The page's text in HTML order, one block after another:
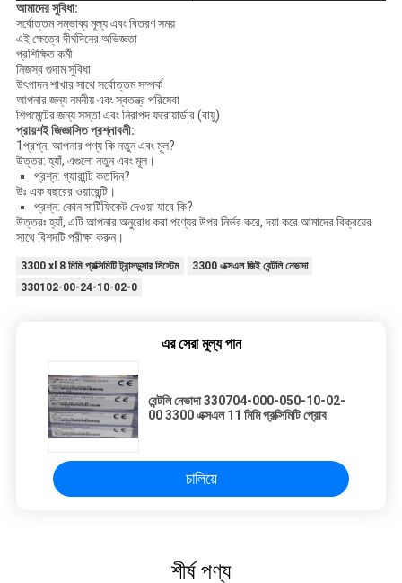
আমাদের সুবিধা:
সর্বোত্তম সম্ভাব্য মূল্য এবং বিতরণ সময়
এই ক্ষেত্রে দীর্ঘদিনের অভিজ্ঞতা
প্রশিক্ষিত কর্মী
নিজস্ব গুদাম সুবিধা
উৎপাদন শাখার সাথে সর্বোত্তম সম্পর্ক
আপনার জন্য নমনীয় এবং স্বতন্ত্র পরিষেবা
শিপমেন্টের জন্য সস্তা এবং নিরাপদ ফরোয়ার্ডার (বায়ু)
প্রায়শই জিজ্ঞাসিত প্রশ্নাবলী:
1প্রশ্ন: আপনার পণ্য কি নতুন এবং মূল?
উত্তর: হ্যাঁ, এগুলো নতুন এবং মূল।
প্রশ্ন: গ্যারান্টি কতদিন?
উঃ এক বছরের ওয়ারেন্টি।
প্রশ্ন: কোন সার্টিফিকেট দেওয়া যাবে কি?
উত্তরঃ হ্যাঁ, এটি আপনার অনুরোধ করা পণ্যের উপর নির্ভর করে, দয়া করে আমাদের বিক্রয়ের
সাথে বিশদটি পরীক্ষা করুন।
3300 xl 8 মিমি প্রক্সিমিটি ট্রান্সডুসার সিস্টেম
3300 এক্সএল জিই বেন্টলি নেভাদা
330102-00-24-10-02-0
এর সেরা মূল্য পান
বেন্টলি নেভাদা 330704-000-050-10-02-
00 3300 এক্সএল 11 মিমি প্রক্সিমিটি প্রোব
চালিয়ে
শীর্ষ পণ্য